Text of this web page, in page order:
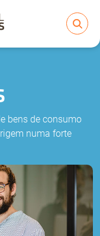
bens de consumo
numa forte